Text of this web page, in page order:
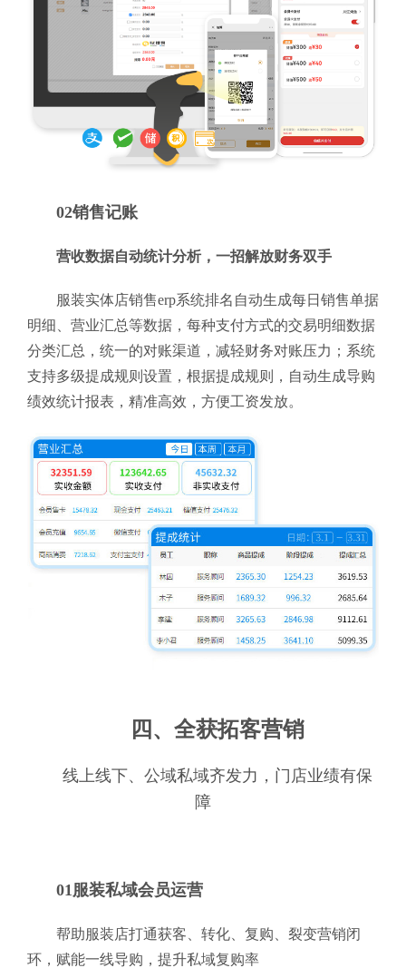
02销售记账
营收数据自动统计分析，一招解放财务双手
服装实体店销售erp系统排名自动生成每日销售单据
明细、营业汇总等数据，每种支付方式的交易明细数据
分类汇总，统一的对账渠道，减轻财务对账压力；系统
支持多级提成规则设置，根据提成规则，自动生成导购
绩效统计报表，精准高效，方便工资发放。
四、全获拓客营销
线上线下、公域私域齐发力，门店业绩有保
障
01服装私域会员运营
帮助服装店打通获客、转化、复购、裂变营销闭
环，赋能一线导购，提升私域复购率